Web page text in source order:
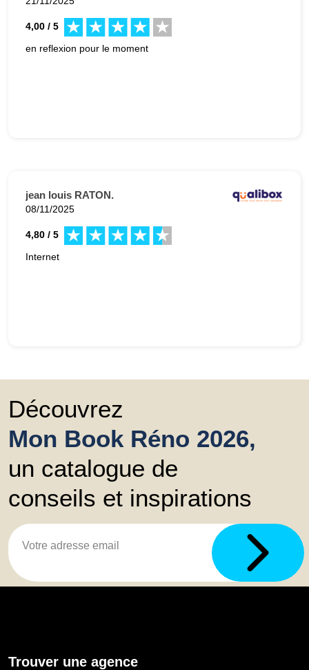
4,00 / 5
en reflexion pour le moment
jean louis RATON.
08/11/2025
4,80 / 5
Internet
Découvrez
Mon Book Réno 2026,
un catalogue de
conseils et inspirations
Trouver une agence